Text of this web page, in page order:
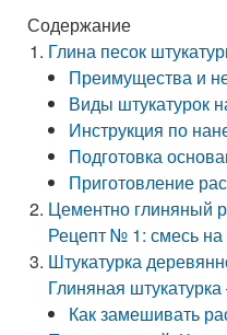
Содержание
Глина песок
Преимущества и
Виды штукатурок
Инструкция по
Подготовка
Приготовление
Цементно глиняный
Рецепт № 1: смесь на
Штукатурка
Глиняная
Как замешивать